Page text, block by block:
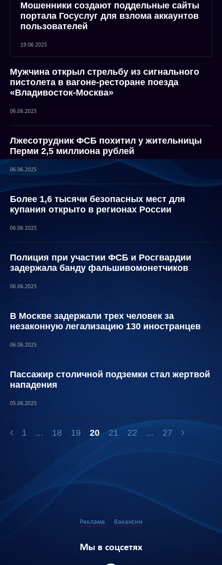
Мошенники создают поддельные сайты
портала Госуслуг для взлома аккаунтов
пользователей
19.06.2025
Мужчина открыл стрельбу из сигнального
пистолета в вагоне-ресторане поезда
«Владивосток-Москва»
06.06.2025
Лжесотрудник ФСБ похитил у жительницы
Перми 2,5 миллиона рублей
06.06.2025
Более 1,6 тысячи безопасных мест для
купания открыто в регионах России
06.06.2025
Полиция при участии ФСБ и Росгвардии
задержала банду фальшивомонетчиков
06.06.2025
В Москве задержали трех человек за
незаконную легализацию 130 иностранцев
06.06.2025
Пассажир столичной подземки стал жертвой
нападения
05.06.2025
1 ... 18 19 20 21 22 ... 27
Реклама Вакансии
Мы в соцсетях